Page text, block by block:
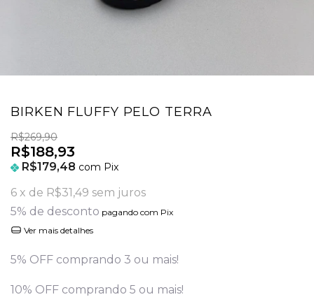
BIRKEN FLUFFY PELO TERRA
R$269,90
R$188,93
R$179,48 com Pix
6 x de R$31,49 sem juros
5% de desconto pagando com Pix
Ver mais detalhes
5% OFF comprando 3 ou mais!
10% OFF comprando 5 ou mais!